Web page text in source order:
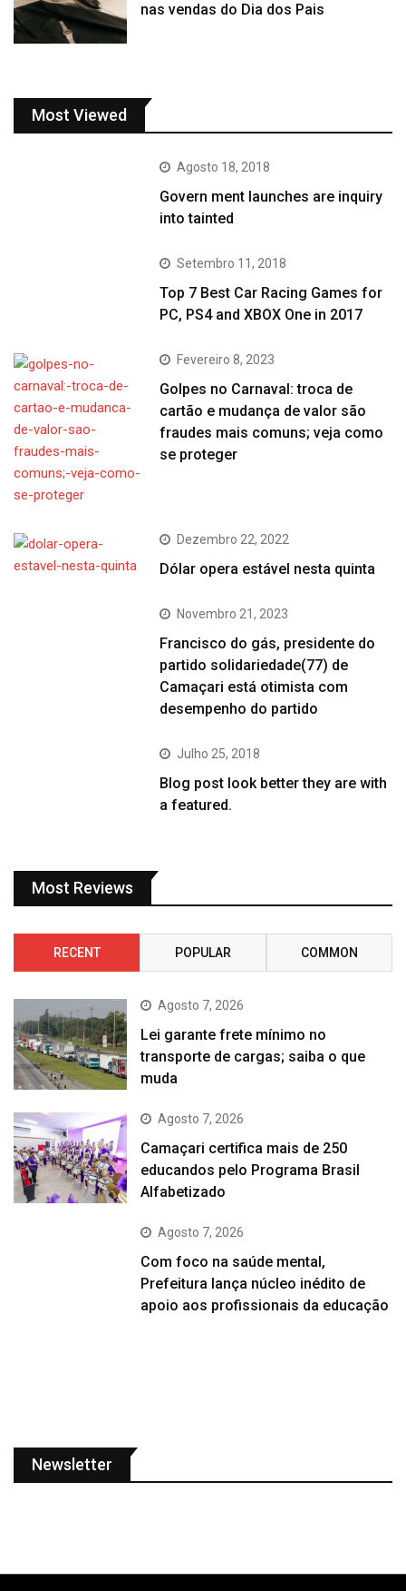
nas vendas do Dia dos Pais
Most Viewed
Agosto 18, 2018
Govern ment launches are inquiry
into tainted
Setembro 11, 2018
Top 7 Best Car Racing Games for
PC, PS4 and XBOX One in 2017
Fevereiro 8, 2023
Golpes no Carnaval: troca de
cartão e mudança de valor são
fraudes mais comuns; veja como
se proteger
Dezembro 22, 2022
Dólar opera estável nesta quinta
Novembro 21, 2023
Francisco do gás, presidente do
partido solidariedade(77) de
Camaçari está otimista com
desempenho do partido
Julho 25, 2018
Blog post look better they are with
a featured.
Most Reviews
RECENT POPULAR COMMON
Agosto 7, 2026
Lei garante frete mínimo no
transporte de cargas; saiba o que
muda
Agosto 7, 2026
Camaçari certifica mais de 250
educandos pelo Programa Brasil
Alfabetizado
Agosto 7, 2026
Com foco na saúde mental,
Prefeitura lança núcleo inédito de
apoio aos profissionais da educação
Newsletter